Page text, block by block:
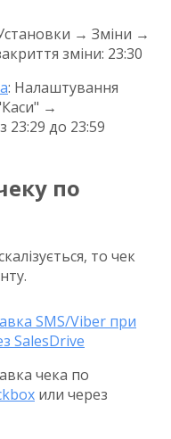
→ Зміни →
зміни: 23:30
: Налаштування
→
23:29 до 23:59
по
то чек
SMS/Viber при
SalesDrive
чека по
или через